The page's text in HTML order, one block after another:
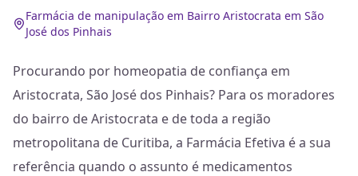
Farmácia de manipulação em Bairro Aristocrata em São
José dos Pinhais
Procurando por homeopatia de confiança em
Aristocrata, São José dos Pinhais? Para os moradores
do bairro de Aristocrata e de toda a região
metropolitana de Curitiba, a Farmácia Efetiva é a sua
referência quando o assunto é medicamentos